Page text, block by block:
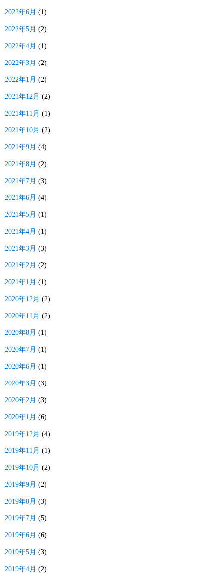
2022年6月 (1)
2022年5月 (2)
2022年4月 (1)
2022年3月 (2)
2022年1月 (2)
2021年12月 (2)
2021年11月 (1)
2021年10月 (2)
2021年9月 (4)
2021年8月 (2)
2021年7月 (3)
2021年6月 (4)
2021年5月 (1)
2021年4月 (1)
2021年3月 (3)
2021年2月 (2)
2021年1月 (1)
2020年12月 (2)
2020年11月 (2)
2020年8月 (1)
2020年7月 (1)
2020年6月 (1)
2020年3月 (3)
2020年2月 (3)
2020年1月 (6)
2019年12月 (4)
2019年11月 (1)
2019年10月 (2)
2019年9月 (2)
2019年8月 (3)
2019年7月 (5)
2019年6月 (6)
2019年5月 (3)
2019年4月 (2)